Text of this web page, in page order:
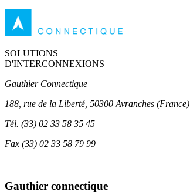
SOLUTIONS
D'INTERCONNEXIONS
Gauthier Connectique
188, rue de la Liberté, 50300 Avranches (France)
Tél. (33) 02 33 58 35 45
Fax (33) 02 33 58 79 99
Gauthier connectique